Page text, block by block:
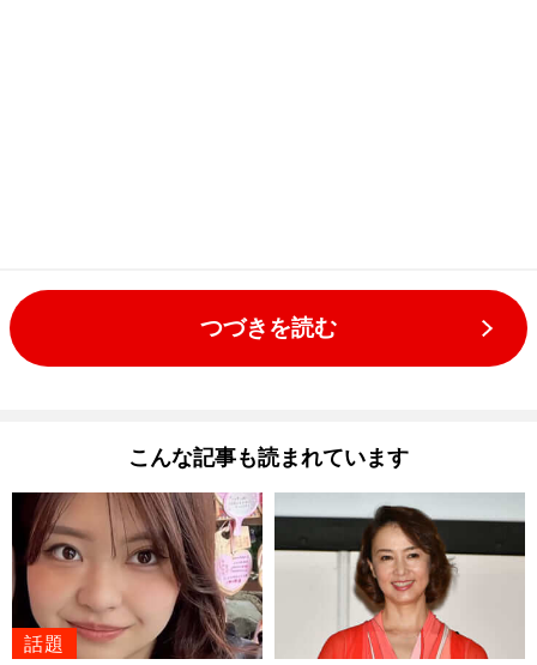
つづきを読む
こんな記事も読まれています
話題